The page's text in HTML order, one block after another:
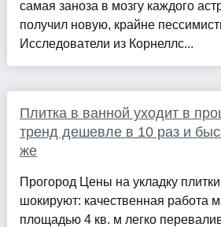
самая заноза в мозгу каждого
получил новую, крайне
Исследователи из Корнеллс...
Плитка в ванной уходит в
тренд дешевле в 10 раз и
же
Прогород Цены на укладку
шокируют: качественная работа
площадью 4 кв. м легко